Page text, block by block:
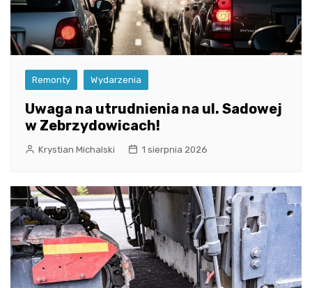
Remonty Wydarzenia
Uwaga na utrudnienia na ul. Sadowej
w Zebrzydowicach!
Krystian Michalski 1 sierpnia 2026